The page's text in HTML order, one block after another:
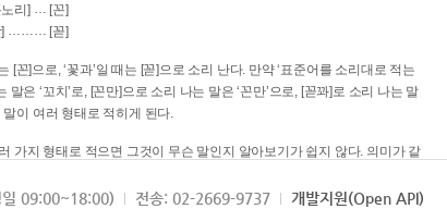
리] … [꼰]
……… [꼳]
[꼰]으로, ‘꽃과’일 때는 [꼳]으로 소리 난다. 만약 ‘표준어를 소리대로 적는
만’으로, [꼳꽈]로 소리 나는 말
말이 여러 형태로 적히게 된다.
가지 형태로 적으면 그것이 무슨 말인지 알아보기가 쉽지 않다. 의미가 같
다.09:00~18:00) 전송: 02-2669-9737 개발지원(Open API)